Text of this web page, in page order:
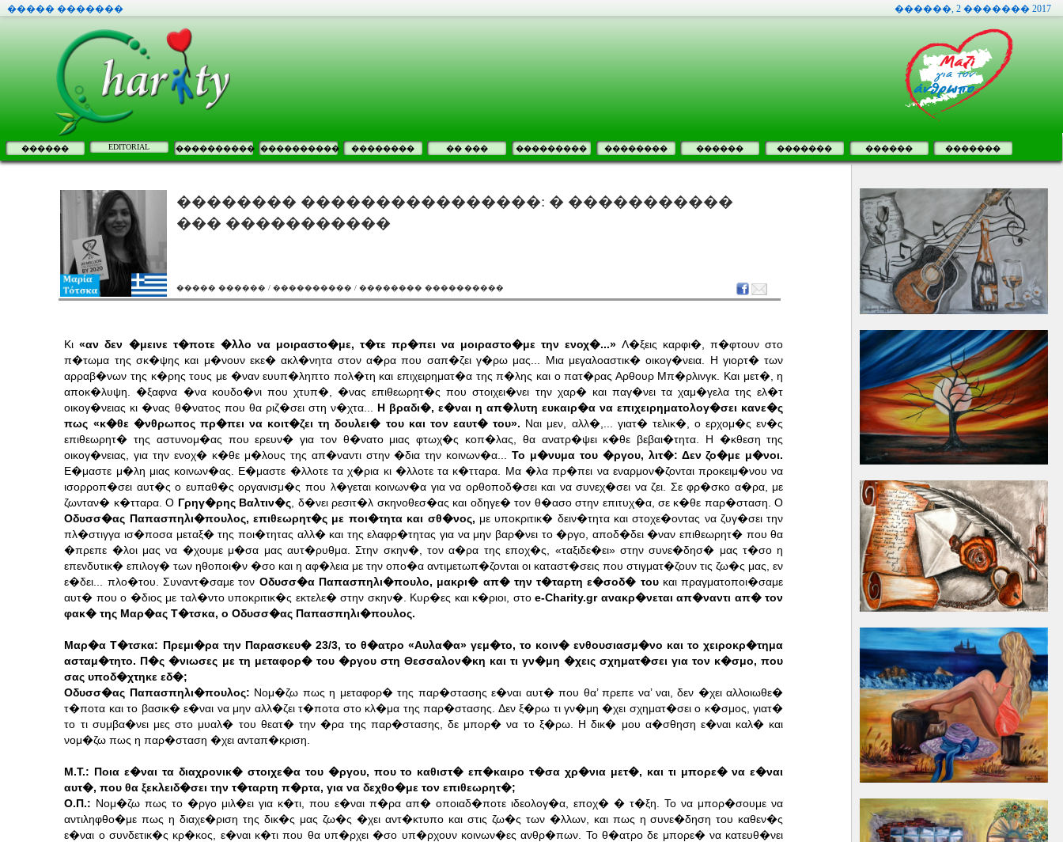
����� ������� ������, 2 ������� 2017
������ EDITORIAL ���������� ���������� �������� �� ��� ��������� �������� ������ ������� ������ �������
�������� ����������������: � �����������
��� �����������
����� ������ / ���������� / �������� ����������
Κι«αν δεν �μεινε τ�ποτε �λλο να μοιραστο�με, τ�τε πρ�πει να μοιραστο�με την ενοχ�...»Λ�ξεις καρφι�, π�φτουν στο
π�τωμα της σκ�ψης και μ�νουν εκε� ακλ�νητα στον α�ρα που σαπ�ζει γ�ρω μας... Μια μεγαλοαστικ� οικογ�νεια. Η γιορτ� των
αρραβ�νων της κ�ρης τους με �ναν ευυπ�ληπτο πολ�τη και επιχειρηματ�α της π�λης και ο πατ�ρας Αρθουρ Μπ�ρλινγκ. Και μετ�, η
αποκ�λυψη. �ξαφνα �να κουδο�νι που χτυπ�, �νας επιθεωρητ�ς που στοιχει�νει την χαρ� και παγ�νει τα χαμ�γελα της ελ�τ
οικογ�νειας κι �νας θ�νατος που θα ριζ�σει στη ν�χτα... Η βραδι�, ε�ναι η απ�λυτη ευκαιρ�α να επιχειρηματολογ�σει κανε�ς
πως «κ�θε �νθρωπος πρ�πει να κοιτ�ζει τη δουλει� του και τον εαυτ� του». Ναι μεν, αλλ�,... γιατ� τελικ�, ο ερχομ�ς εν�ς
επιθεωρητ� της αστυνομ�ας που ερευν� για τον θ�νατο μιας φτωχ�ς κοπ�λας, θα ανατρ�ψει κ�θε βεβαι�τητα. Η �κθεση της
οικογ�νειας, για την ενοχ� κ�θε μ�λους της απ�ναντι στην �δια την κοινων�α...Το μ�νυμα του �ργου, λιτ�: Δεν ζο�με μ�νοι.
Ε�μαστε μ�λη μιας κοινων�ας. Ε�μαστε �λλοτε τα χ�ρια κι �λλοτε τα κ�τταρα. Μα �λα πρ�πει να εναρμον�ζονται προκειμ�νου να
ισορροπ�σει αυτ�ς ο ευπαθ�ς οργανισμ�ς που λ�γεται κοινων�α για να ορθοποδ�σει και να συνεχ�σει να ζει. Σε φρ�σκο α�ρα, με
ζωνταν� κ�τταρα. Ο Γρηγ�ρης Βαλτιν�ς , δ�νει ρεσιτ�λ σκηνοθεσ�ας και οδηγε� τον θ�ασο στην επιτυχ�α, σε κ�θε παρ�σταση. Ο
Οδυσσ�ας Παπασπηλι�πουλος, επιθεωρητ�ς με ποι�τητα και σθ�νος, με υποκριτικ� δειν�τητα και στοχε�οντας να ζυγ�σει την
πλ�στιγγα ισ�ποσα μεταξ� της ποι�τητας αλλ� και της ελαφρ�τητας για να μην βαρ�νει το �ργο, αποδ�δει �ναν επιθεωρητ� που θα
�πρεπε �λοι μας να �χουμε μ�σα μας αυτ�ρυθμα. Στην σκην�, τον α�ρα της εποχ�ς, «ταξιδε�ει» στην συνε�δησ� μας τ�σο η
επενδυτικ� επιλογ� των ηθοποι�ν �σο και η αφ�λεια με την οπο�α αντιμετωπ�ζονται οι καταστ�σεις που στιγματ�ζουν τις ζω�ς μας, εν
ε�δει... πλο�του. Συναντ�σαμε τον Οδυσσ�α Παπασπηλι�πουλο, μακρι� απ� την τ�ταρτη ε�σοδ� τουκαι πραγματοποι�σαμε
αυτ� που ο �διος με ταλ�ντο υποκριτικ�ς εκτελε� στην σκην�. Κυρ�ες και κ�ριοι, στοe-Charity.gr ανακρ�νεται απ�ναντι απ� τον
φακ� της Μαρ�ας Τ�τσκα, ο Οδυσσ�ας Παπασπηλι�πουλος.
Μαρ�α Τ�τσκα: Πρεμι�ρα την Παρασκευ� 23/3, το θ�ατρο «Αυλα�α» γεμ�το, το κοιν� ενθουσιασμ�νο και το χειροκρ�τημα
ασταμ�τητο. Π�ς �νιωσες με τη μεταφορ� του �ργου στη Θεσσαλον�κη και τι γν�μη �χεις σχηματ�σει για τον κ�σμο, που
σας υποδ�χτηκε εδ�;
Οδυσσ�ας Παπασπηλι�πουλος: Νομ�ζω πως η μεταφορ� της παρ�στασης ε�ναι αυτ� που θα’ πρεπε να’ ναι, δεν �χει αλλοιωθε�
τ�ποτα και το βασικ� ε�ναι να μην αλλ�ζει τ�ποτα στο κλ�μα της παρ�στασης. Δεν ξ�ρω τι γν�μη �χει σχηματ�σει ο κ�σμος, γιατ�
το τι συμβα�νει μες στο μυαλ� του θεατ� την �ρα της παρ�στασης, δε μπορ� να το ξ�ρω. Η δικ� μου α�σθηση ε�ναι καλ� και
νομ�ζω πως η παρ�σταση �χει ανταπ�κριση.
Μ.Τ.: Ποια ε�ναι τα διαχρονικ� στοιχε�α του �ργου, που το καθιστ� επ�καιρο τ�σα χρ�νια μετ�, και τι μπορε� να ε�ναι
αυτ�, που θα ξεκλειδ�σει την τ�ταρτη π�ρτα, για να δεχθο�με τον επιθεωρητ�;
Ο.Π.: Νομ�ζω πως το �ργο μιλ�ει για κ�τι, που ε�ναι π�ρα απ� οποιαδ�ποτε ιδεολογ�α, εποχ� � τ�ξη. Το να μπορ�σουμε να
αντιληφθο�με πως η διαχε�ριση της δικ�ς μας ζω�ς �χει αντ�κτυπο και στις ζω�ς των �λλων, και πως η συνε�δηση του καθεν�ς
ε�ναι ο συνδετικ�ς κρ�κος, ε�ναι κ�τι που θα υπ�ρχει �σο υπ�ρχουν κοινων�ες ανθρ�πων. Το θ�ατρο δε μπορε� να κατευθ�νει